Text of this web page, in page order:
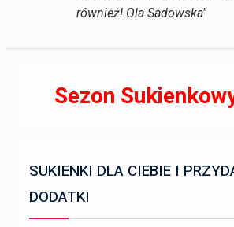
również! Ola Sadowska"
Sezon
SUKIENKI DLA CIEBIE I
DODATKI